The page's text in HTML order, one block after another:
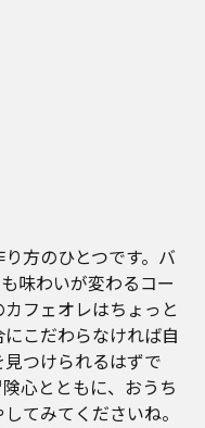
方のひとつです。バ
味わいが変わるコー
フェオレはちょっと
こだわらなければ自
つけられるはずで
心とともに、おうち
てみてくださいね。